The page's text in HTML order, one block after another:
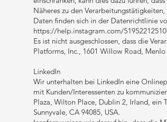
Näheres zu den
Daten finden sich in der Datenrichtlinie
https://help.instagram.com/
Es ist nicht ausgeschlossen, dass die
Platforms, Inc., 1601 Willow Road,
LinkedIn
Wir unterhalten bei LinkedIn eine
mit Kunden/Interessenten zu
Plaza, Wilton Place, Dublin 2, Irland, ein
Sunnyvale, CA 94085, USA.